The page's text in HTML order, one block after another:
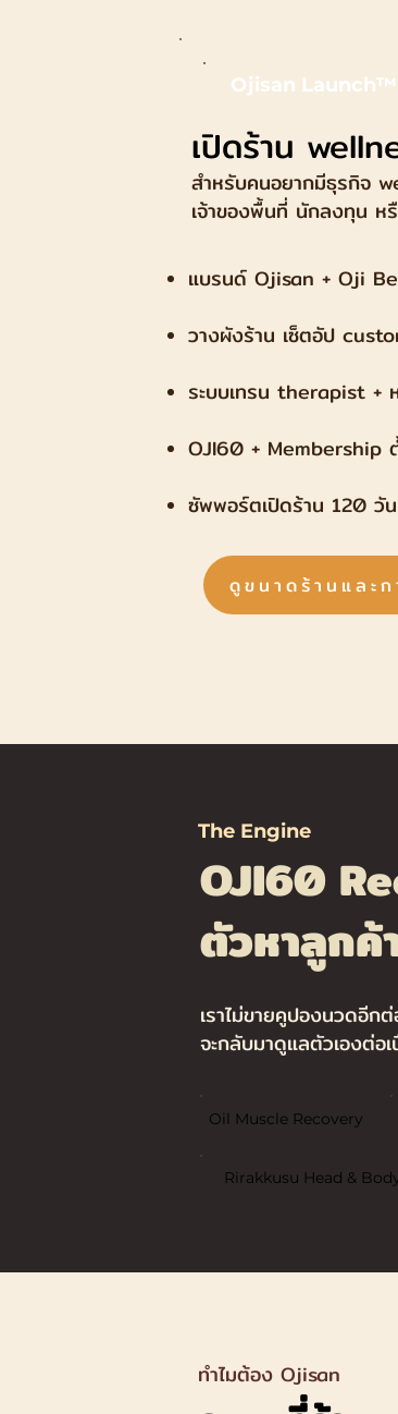
Ojisan Launch™
เปิดร้าน
สำหรับคนอยากมีธุรกิจ
เจ้าของพื้นที่ นักลงทุน ห
แบรนด์ Ojisan + Oji
วางผังร้าน เซ็ตอัป
ระบบเทรน therapist +
OJI60 + Membership
ซัพพอร์ตเปิดร้าน 120 วัน
ดูขนาดร้านและ
The Engine
OJI60
ตัวหาลูก
เราไม่ขายคูปองนวดอีก
จะกลับมาดูแลตัวเองต่
Oil Muscle Recovery
Rirakkusu Head &
ทำไมต้อง Ojisan